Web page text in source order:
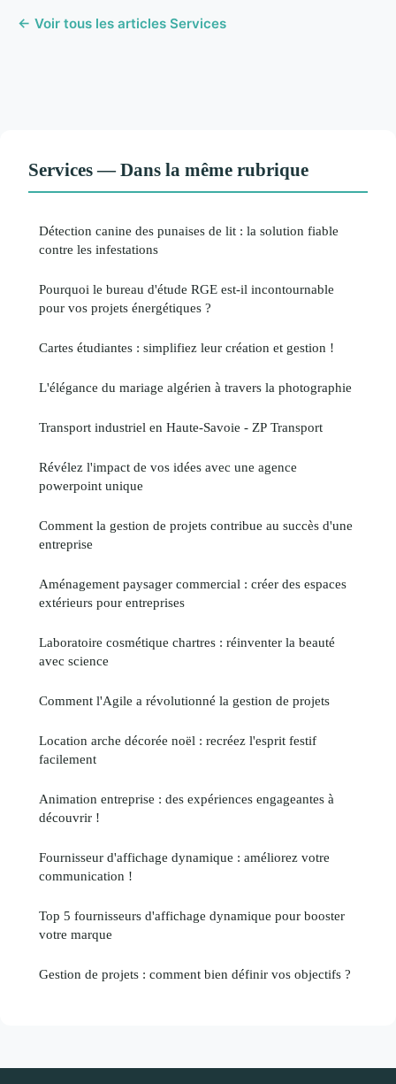
← Voir tous les articles Services
Services — Dans la même rubrique
Détection canine des punaises de lit : la solution fiable
contre les infestations
Pourquoi le bureau d'étude RGE est-il incontournable
pour vos projets énergétiques ?
Cartes étudiantes : simplifiez leur création et gestion !
L'élégance du mariage algérien à travers la photographie
Transport industriel en Haute-Savoie - ZP Transport
Révélez l'impact de vos idées avec une agence
powerpoint unique
Comment la gestion de projets contribue au succès d'une
entreprise
Aménagement paysager commercial : créer des espaces
extérieurs pour entreprises
Laboratoire cosmétique chartres : réinventer la beauté
avec science
Comment l'Agile a révolutionné la gestion de projets
Location arche décorée noël : recréez l'esprit festif
facilement
Animation entreprise : des expériences engageantes à
découvrir !
Fournisseur d'affichage dynamique : améliorez votre
communication !
Top 5 fournisseurs d'affichage dynamique pour booster
votre marque
Gestion de projets : comment bien définir vos objectifs ?